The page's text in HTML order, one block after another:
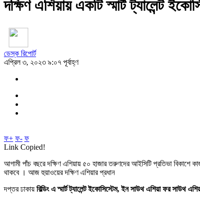
দক্ষিণ এশিয়ায় একটি স্মার্ট ট্যালেন্ট
ডেস্ক রিপোর্ট
এপ্রিল ৩, ২০২৩ ৯:০৭ পূর্বাহ্ণ
ফ+ ফ- ফ
Link Copied!
আগামী পাঁচ বছরে দক্ষিণ এশিয়ায় ৫০ হাজার তরুণদের আইসিটি প্রতিভা
থাকবে । আজ হুয়াওয়ের দক্ষিণ এশিয়ার প্রধান
দপ্তর ঢাকায় বিল্ডিং এ স্মার্ট ট্যালেন্ট ইকোসিস্টেম, ইন সাউথ এশিয়া ফর সাউথ